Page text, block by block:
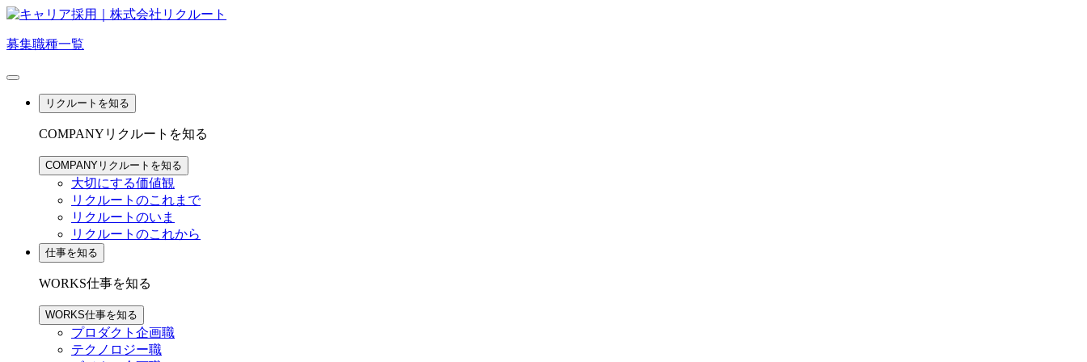
募集職種一覧
リクルートを知る
COMPANY リクルートを知る
COMPANY リクルートを知る
大切にする価値観
リクルートのこれまで
リクルートのいま
リクルートのこれから
仕事を知る
WORKS仕事を知る
WORKS仕事を知る
プロダクト企画職
テクノロジー職